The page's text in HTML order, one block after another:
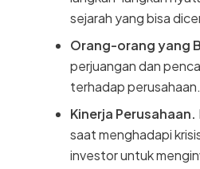
sejarah yang bisa
Orang-orang yang
perjuangan dan
terhadap perusahaan.
Kinerja Perusahaan.
saat menghadapi
investor untuk